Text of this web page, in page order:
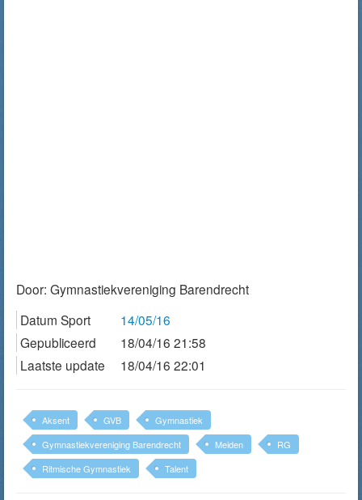
Door: Gymnastiekvereniging Barendrecht
Datum Sport
14/05/16
Gepubliceerd
18/04/16 21:58
Laatste update
18/04/16 22:01
Aksent GVB
Gymnastiek
Gymnastiekvereniging Barendrecht
Meiden
RG
Ritmische Gymnastiek
Talent